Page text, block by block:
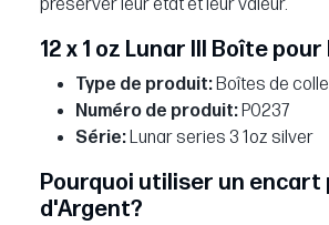
préserver leur état et leur valeur.
12 x 1 oz Lunar III Boîte
Type de produit:Boîtes de
Numéro de produit:P0237
Série:Lunar series 3 1oz silver
Pourquoi utiliser un encart
d'Argent?